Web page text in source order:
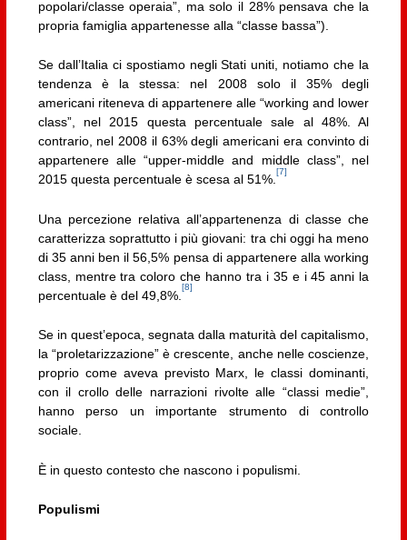
popolari/classe operaia”, ma solo il 28% pensava che la
propria famiglia appartenesse alla “classe bassa”).
Se dall’Italia ci spostiamo negli Stati uniti, notiamo che la
tendenza è la stessa: nel 2008 solo il 35% degli
americani riteneva di appartenere alle “working and lower
class”, nel 2015 questa percentuale sale al 48%. Al
contrario, nel 2008 il 63% degli americani era convinto di
appartenere alle “upper-middle and middle class”, nel
2015 questa percentuale è scesa al 51%.
[7]
Una percezione relativa all’appartenenza di classe che
caratterizza soprattutto i più giovani: tra chi oggi ha meno
di 35 anni ben il 56,5% pensa di appartenere alla working
class, mentre tra coloro che hanno tra i 35 e i 45 anni la
percentuale è del 49,8%.
[8]
Se in quest’epoca, segnata dalla maturità del capitalismo,
la “proletarizzazione” è crescente, anche nelle coscienze,
proprio come aveva previsto Marx, le classi dominanti,
con il crollo delle narrazioni rivolte alle “classi medie”,
hanno perso un importante strumento di controllo
sociale.
È in questo contesto che nascono i populismi.
Populismi